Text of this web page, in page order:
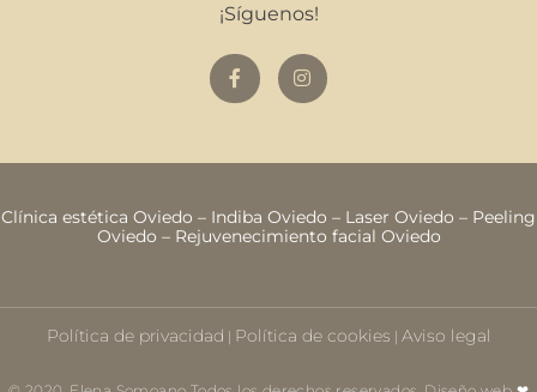
¡Síguenos!
Clínica estética Oviedo – Indiba Oviedo – Laser Oviedo – Peeling
Oviedo – Rejuvenecimiento facial Oviedo
Política de privacidad | Política de cookies | Aviso legal